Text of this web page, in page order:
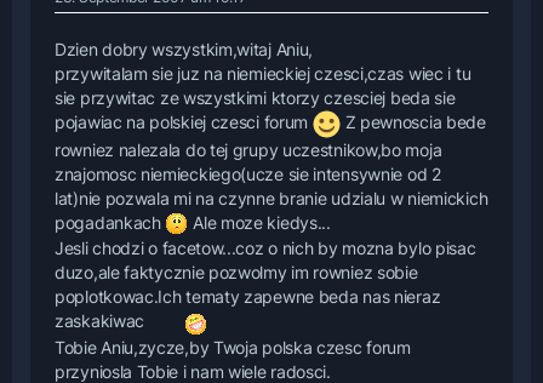
Dzien dobry wszystkim,witaj Aniu,
przywitalam sie juz na niemieckiej czesci,czas wiec i tu
sie przywitac ze wszystkimi ktorzy czesciej beda sie
pojawiac na polskiej czesci forum
Z pewnoscia bede
rowniez nalezala do tej grupy uczestnikow,bo moja
znajomosc niemieckiego(ucze sie intensywnie od 2
lat)nie pozwala mi na czynne branie udzialu w niemickich
pogadankach
Ale moze kiedys...
Jesli chodzi o facetow...coz o nich by mozna bylo pisac
duzo,ale faktycznie pozwolmy im rowniez sobie
poplotkowac.Ich tematy zapewne beda nas nieraz
zaskakiwac
Tobie Aniu,zycze,by Twoja polska czesc forum
przyniosla Tobie i nam wiele radosci.